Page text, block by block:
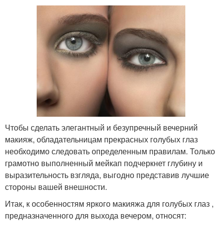
Чтобы сделать элегантный и безупречный вечерний
макияж, обладательницам прекрасных голубых глаз
необходимо следовать определенным правилам. Только
грамотно выполненный мейкап подчеркнет глубину и
выразительность взгляда, выгодно представив лучшие
стороны вашей внешности.
Итак, к особенностям яркого макияжа для голубых глаз ,
предназначенного для выхода вечером, относят: